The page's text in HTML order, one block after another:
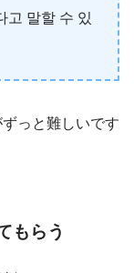
고 말할 수 있
っと難しいです
もらう